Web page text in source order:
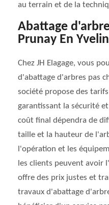
au terrain et de la
Abattage
Prunay En
Chez JH Elagage, vous
d'abattage d'arbres pas
société propose des
garantissant la sécurité
coût final dépendra de
taille et la hauteur de
l'opération et les
les clients peuvent avoir
offre des prix justes et
travaux d'abattage